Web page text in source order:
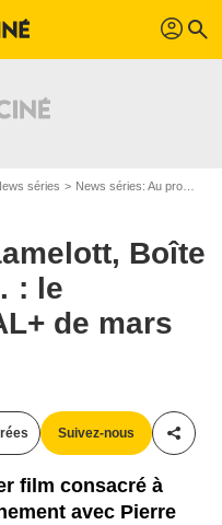
profil search
séries News séries: Au programme
Boîte
: le
de mars
Suivez-nous
film consacré à
avec Pierre